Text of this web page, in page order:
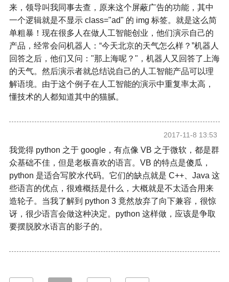
来，领导叫我同事去查，原来这个屏蔽广告的功能，其中
一个逻辑就是不显示 class="ad" 的 img 标签。就是这么简
单粗暴！现在很多人在做人工智能创业，他们演示自己的
产品，经常会问机器人：“今天北京的天气怎么样？”机器人
回答之后，他们又问："那上海呢？"，机器人又回答了上海
的天气。然后演示者就总结说自己的人工智能产品可以理
解语境。由于这个例子在人工智能的演示中重复率太高，
懂技术的人都知道其中的猫腻。
2017-11-8 13:53
我觉得 python 之于 google，有点像 VB 之于微软，都是群
众基础不佳，但是老板喜欢的语言。VB 的特点是傻瓜，
python 是适合写胶水代码。它们的缺点就是 C++、Java 这
些语言的优点，很难概括是什么，大概就是不太适合用来
造轮子。当我了解到 python 3 竟然放弃了向下兼容，很惊
讶，很少语言会做这种决定。python 这样做，应该是争取
要摆脱胶水语言的影子的。